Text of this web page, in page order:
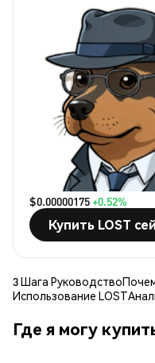
$0.00000175+0.52%
Купить LOST
3 Шага Руководство
Использование LOST
Где я могу